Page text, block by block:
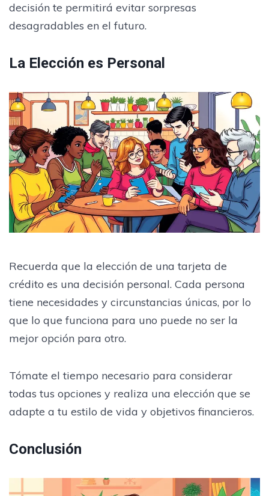
decisión te permitirá evitar sorpresas
desagradables en el futuro.
La Elección es Personal
Recuerda que la elección de una tarjeta de
crédito es una decisión personal. Cada persona
tiene necesidades y circunstancias únicas, por lo
que lo que funciona para uno puede no ser la
mejor opción para otro.
Tómate el tiempo necesario para considerar
todas tus opciones y realiza una elección que se
adapte a tu estilo de vida y objetivos financieros.
Conclusión